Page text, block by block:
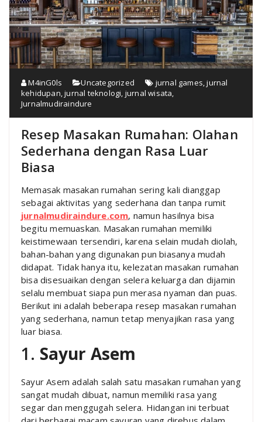
M4inG0ls Uncategorized jurnal games,jurnal
kehidupan,jurnal teknologi, jurnal wisata,
Jurnalmudiraindure
Resep Masakan Rumahan: Olahan
Sederhana dengan Rasa Luar
Biasa
Memasak masakan rumahan sering kali dianggap
sebagai aktivitas yang sederhana dan tanpa rumit
jurnalmudiraindure.com, namun hasilnya bisa
begitu memuaskan. Masakan rumahan memiliki
keistimewaan tersendiri, karena selain mudah diolah,
bahan-bahan yang digunakan pun biasanya mudah
didapat. Tidak hanya itu, kelezatan masakan rumahan
bisa disesuaikan dengan selera keluarga dan dijamin
selalu membuat siapa pun merasa nyaman dan puas.
Berikut ini adalah beberapa resep masakan rumahan
yang sederhana, namun tetap menyajikan rasa yang
luar biasa.
1. Sayur Asem
Sayur Asem adalah salah satu masakan rumahan yang
sangat mudah dibuat, namun memiliki rasa yang
segar dan menggugah selera. Hidangan ini terbuat